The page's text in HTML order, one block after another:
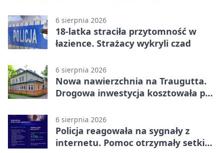
6 sierpnia 2026
18-latka straciła przytomność w
łazience. Strażacy wykryli czad
6 sierpnia 2026
Nowa nawierzchnia na Traugutta.
Drogowa inwestycja kosztowała pół
6 sierpnia 2026
Policja reagowała na sygnały z
internetu. Pomoc otrzymały setki